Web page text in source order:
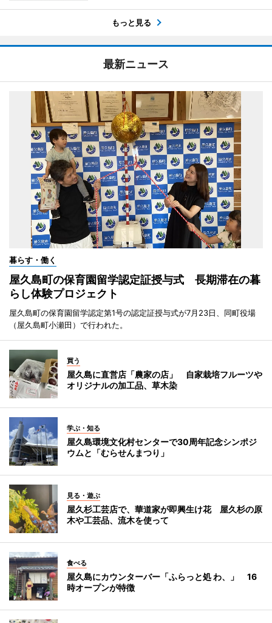
もっと見る
最新ニュース
暮らす・働く
屋久島町の保育園留学認定証授与式 長期滞在の暮
らし体験プロジェクト
屋久島町の保育園留学認定第1号の認定証授与式が7月23日、同町役場
（屋久島町小瀬田）で行われた。
買う
屋久島に直営店「農家の店」 自家栽培フルーツや
オリジナルの加工品、草木染
学ぶ・知る
屋久島環境文化村センターで30周年記念シンポジ
ウムと「むらせんまつり」
見る・遊ぶ
屋久杉工芸店で、華道家が即興生け花 屋久杉の原
木や工芸品、流木を使って
食べる
屋久島にカウンターバー「ふらっと処 わ、」 16
時オープンが特徴